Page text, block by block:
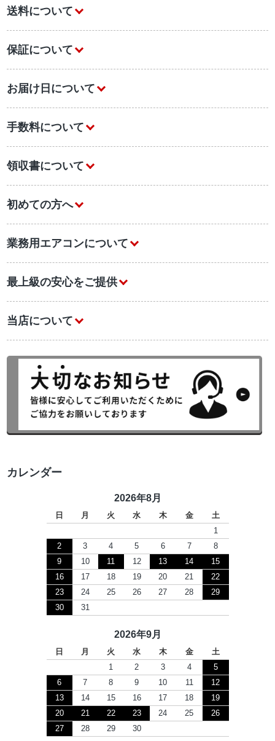
送料について
保証について
お届け日について
手数料について
領収書について
初めての方へ
業務用エアコンについて
最上級の安心をご提供
当店について
カレンダー
2026年8月
日 月 火 水 木 金
土
1
2
3 4 5 6 7
8
9
10 11 12 13 14
15
16
17 18 19 20 21
22
23
24 25 26 27 28
29
30
31
2026年9月
日 月 火 水 木 金
土
1
2 3 4
5
6
7 8 9 10 11
12
13
14 15 16 17 18
19
20
21 22 23 24 25
26
27
28 29 30